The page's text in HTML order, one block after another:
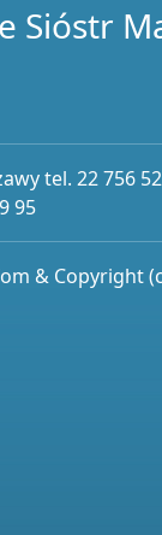
Sióstr
tel. 22 756
95
& Copyright